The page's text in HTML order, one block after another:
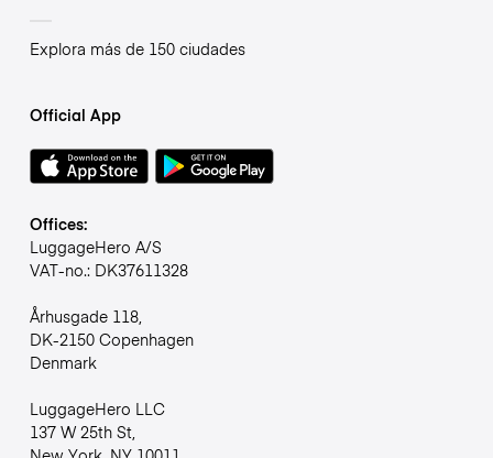
Explora más de 150 ciudades
Official App
Offices:
LuggageHero A/S
VAT-no.: DK37611328
Århusgade 118,
DK-2150 Copenhagen
Denmark
LuggageHero LLC
137 W 25th St,